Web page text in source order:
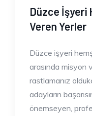
Düzce İşyeri
Veren Yerler
Düzce işyeri
arasında misyon
rastlamanız
adayların
önemseyen,